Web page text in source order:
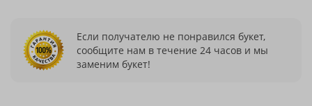
Если получателю не понравился букет,
сообщите нам в течение 24 часов и мы
заменим букет!